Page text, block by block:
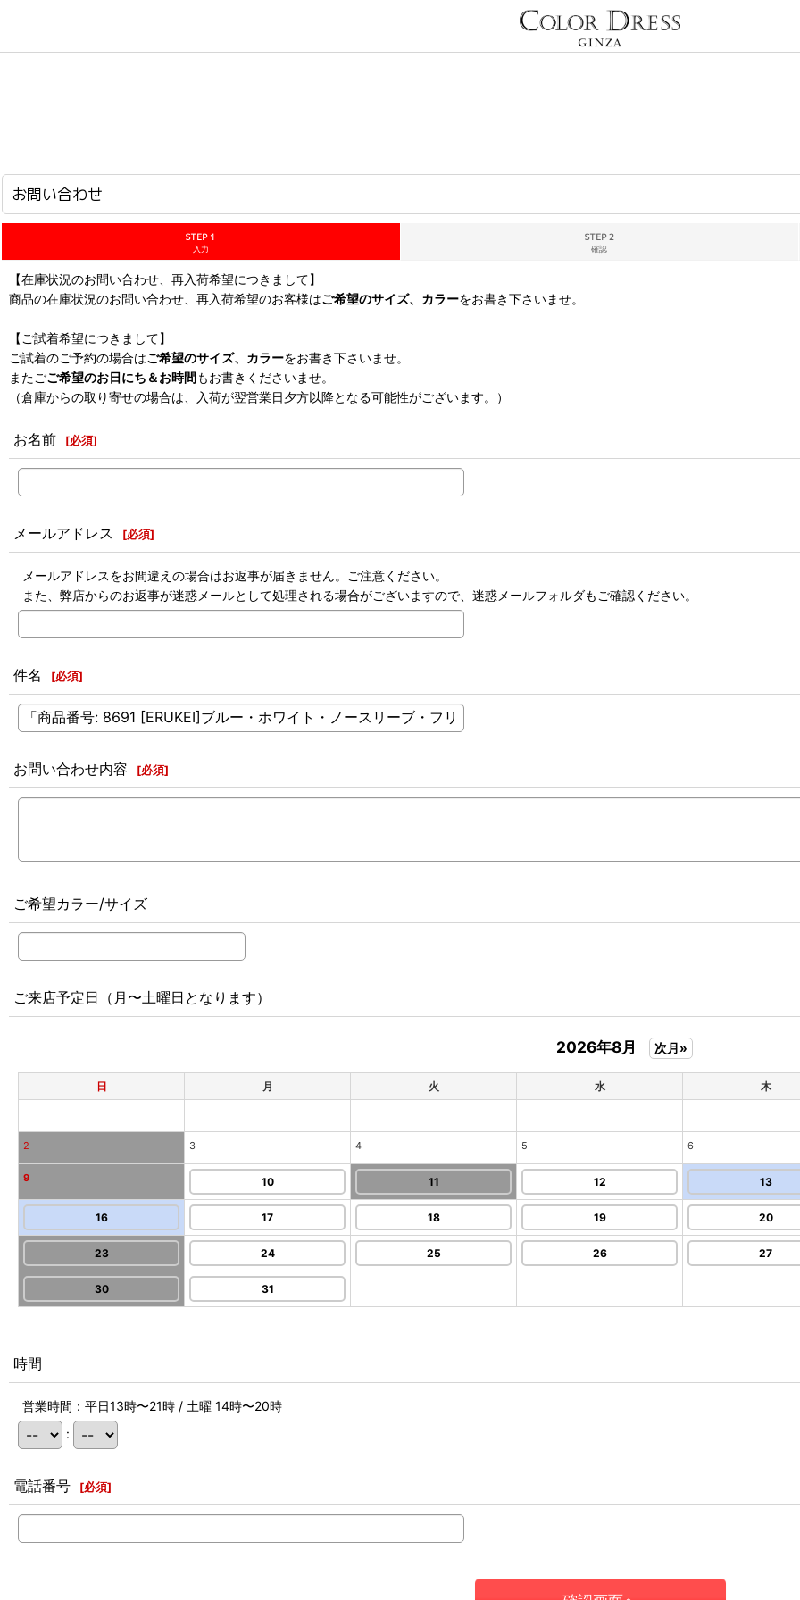
お問い合わせ
STEP 1
入力
STEP 2
確認
【在庫状況のお問い合わせ、再入荷希望につきまして】
商品の在庫状況のお問い合わせ、再入荷希望のお客様はご希望のサイズ、カラーをお書き下さいませ。
【ご試着希望につきまして】
ご試着のご予約の場合はご希望のサイズ、カラーをお書き下さいませ。
またごご希望のお日にち＆お時間もお書きくださいませ。
（倉庫からの取り寄せの場合は、入荷が翌営業日夕方以降となる可能性がございます。）
お名前 [必須]
メールアドレス [必須]
メールアドレスをお間違えの場合はお返事が届きません。ご注意ください。
また、弊店からのお返事が迷惑メールとして処理される場合がございますので、迷惑メールフォルダもご確認ください。
件名 [必須]
お問い合わせ内容 [必須]
ご希望カラー/サイズ
ご来店予定日（月〜土曜日となります）
2026年8月 次月»
日 月 火 水 木
2 3 4 5 6
9 10 11 12 13
16 17 18 19 20
23 24 25 26 27
30 31
時間
営業時間：平日13時〜21時 / 土曜 14時〜20時
:
電話番号 [必須]